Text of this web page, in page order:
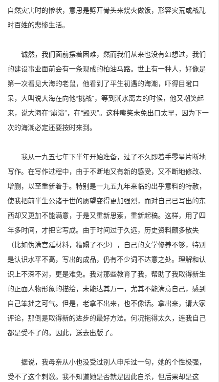
自然灾害时的惨状，意思是劈开骨头来烧火做饭，形容灾荒或战乱
时百姓的悲惨生活。
诚然，我们面前摆着困难，然而我们从来也没有幻想过，我们
的建设事业面前会有一条现成的柏油马路。世上有一种人，好像是
第一次看见大海的老鼠，他看到了平生初遇的海潮，吓得目瞪口
呆，大叫说大海在向他“挑战”，等到潮水离去的时候，他又嘲笑起
来，说大海在“崩溃”，在“毁灭”。这种嘲笑未免出口太早，因为下一
次的海潮必定还要按时来到。
我从一九五七年下半年开始准备，过了不久即着手零星片断地
写作。在写作过程中，由于不断地又有新的感受，又不断地修改、
增删，以至重新着手。特别是一九五九年来临的出乎意料的特赦，
使我把前半生公诸于世的愿望变得更加强烈，而对自己已写出的东
西却又更加不能满意，于是又重新思索，重新起稿。这样，用了四
年多时间，才把它写成。由于时间过于久远，历史资料颇多散失
（比如伪满宫廷材料，糟蹋了不少），自己的文学修养不够，特别
是认识水平不高，写出的成品，仍有不少词不达意之处。理解和认
识上不深不对，更是难免。我对那些教育了我，帮助了我取得新生
的正面人物形象的描绘，未能达其万一，尤其不能满意自己，感到
自己笨拙之可气。但是，老拿不出来，也不像话。拿出来，请大家
评论，那倒是取得新的进步的最好方法。何况拖得太久，连我自己
都是受不了的。因此，送去出版了。
据说，我母亲从小也没受过别人申斥过一句，她的个性极强，
受不了这个刺激。我不知道她是否就是因此自杀，但后果却是这